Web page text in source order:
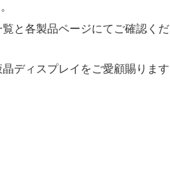
と各製品ページにてご確認くだ
ディスプレイをご愛顧賜りま